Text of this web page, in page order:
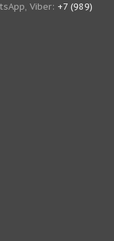
Viber: +7 (989)